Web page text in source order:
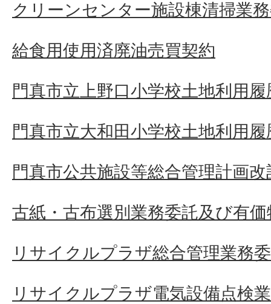
クリーンセンター施設棟清掃業
給食用使用済廃油売買契約
門真市立上野口小学校土地利用
門真市立大和田小学校土地利用
門真市公共施設等総合管理計画
古紙・古布選別業務委託及び有
リサイクルプラザ総合管理業務
リサイクルプラザ電気設備点検